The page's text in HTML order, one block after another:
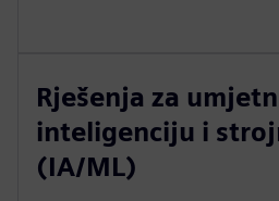
Rješenja za
inteligenciju i
(IA/ML)